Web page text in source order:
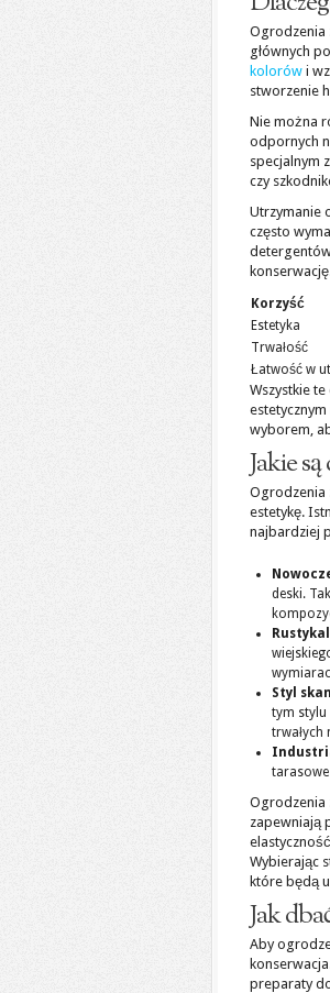
Ogrodzenia
głównych
kolorów i
stworzenie
Nie można
odpornych
specjalnym
czy
Utrzymanie
często
Korzyść
Estetyka
Trwałość
Łatwość w
Wszystkie
wyborem,
Jakie
Ogrodzenia
estetykę.
najbardziej
deski.
Styl
tym stylu
trwałych
tarasowe
Ogrodzenia
zapewniają
Wybierając
które będą
Jak
Aby
preparaty